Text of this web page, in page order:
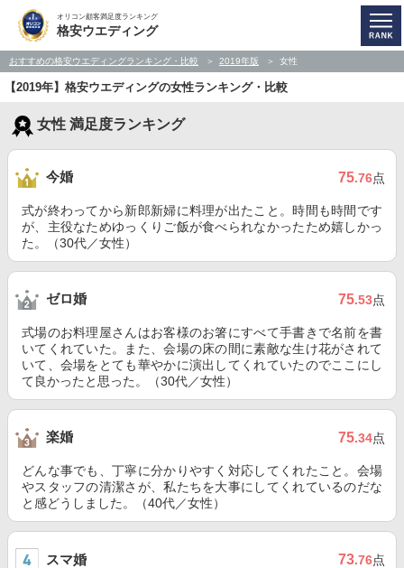
オリコン顧客満足度ランキング
格安ウエディング
おすすめの格安ウエディングランキング・比較 2019年版 女性
【2019年】格安ウエディングの女性ランキング・比較
女性 満足度ランキング
今婚 75.76点
式が終わってから新郎新婦に料理が出たこと。時間も時間です
が、主役なためゆっくりご飯が食べられなかったため嬉しかっ
た。（30代／女性）
ゼロ婚 75.53点
式場のお料理屋さんはお客様のお箸にすべて手書きで名前を書
いてくれていた。また、会場の床の間に素敵な生け花がされて
いて、会場をとても華やかに演出してくれていたのでここにし
て良かったと思った。（30代／女性）
楽婚 75.34点
どんな事でも、丁寧に分かりやすく対応してくれたこと。会場
やスタッフの清潔さが、私たちを大事にしてくれているのだな
と感どうしました。（40代／女性）
スマ婚 73.76点